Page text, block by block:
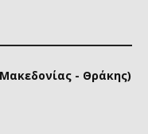
- Θράκης)